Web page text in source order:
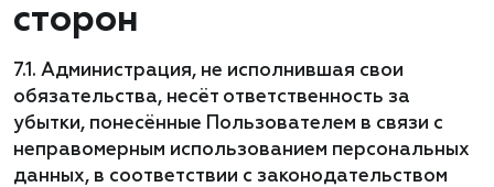
сторон
7.1. Администрация, не исполнившая свои
обязательства, несёт ответственность за
убытки, понесённые Пользователем в связи с
неправомерным использованием персональных
данных, в соответствии с законодательством